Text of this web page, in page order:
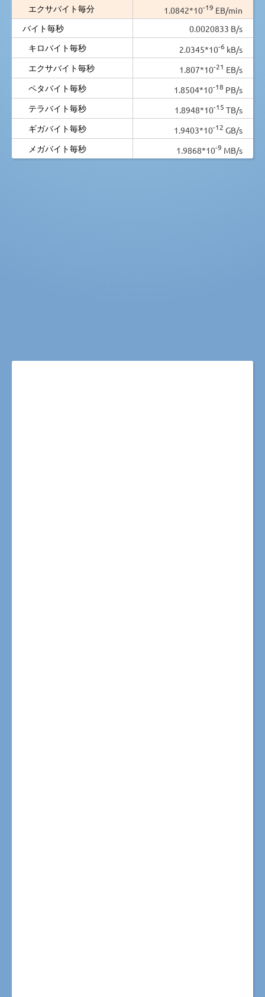
エクサバイト毎分
1.0842*10-19 EB/min
バイト毎秒
0.0020833 B/s
キロバイト毎秒
2.0345*10-6 kB/s
エクサバイト毎秒
1.807*10-21 EB/s
ペタバイト毎秒
1.8504*10-18 PB/s
テラバイト毎秒
1.8948*10-15 TB/s
ギガバイト毎秒
1.9403*10-12 GB/s
メガバイト毎秒
1.9868*10-9 MB/s